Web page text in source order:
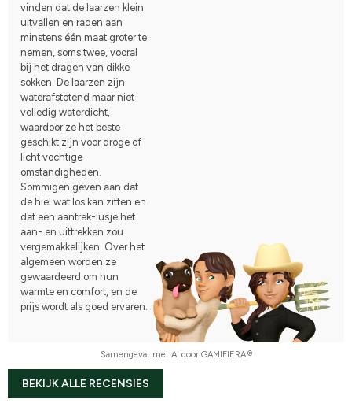
vinden dat de laarzen klein
uitvallen en raden aan
minstens één maat groter te
nemen, soms twee, vooral
bij het dragen van dikke
sokken. De laarzen zijn
waterafstotend maar niet
volledig waterdicht,
waardoor ze het beste
geschikt zijn voor droge of
licht vochtige
omstandigheden.
Sommigen geven aan dat
de hiel wat los kan zitten en
dat een aantrek-lusje het
aan- en uittrekken zou
vergemakkelijken. Over het
algemeen worden ze
gewaardeerd om hun
warmte en comfort, en de
prijs wordt als goed ervaren.
Samengevat met AI door GAMIFIERA.®
BEKIJK ALLE RECENSIES